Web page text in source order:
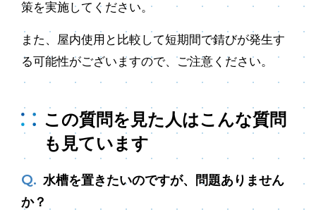
策を実施してください。
また、屋内使用と比較して短期間で錆びが発生す
る可能性がございますので、ご注意ください。
この質問を見た人はこんな質問
も見ています
水槽を置きたいのですが、問題ありません
か？